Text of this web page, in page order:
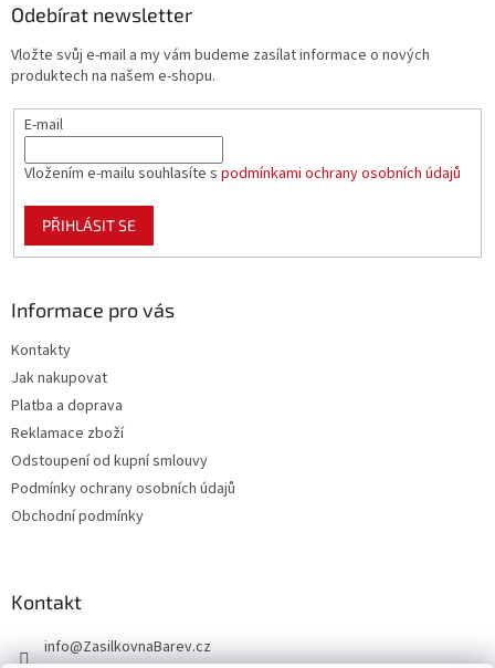
Odebírat newsletter
Vložte svůj e-mail a my vám budeme zasílat informace o nových
produktech na našem e-shopu.
E-mail
Vložením e-mailu souhlasíte s podmínkami ochrany osobních údajů
PŘIHLÁSIT SE
Informace pro vás
Kontakty
Jak nakupovat
Platba a doprava
Reklamace zboží
Odstoupení od kupní smlouvy
Podmínky ochrany osobních údajů
Obchodní podmínky
Kontakt
info@ZasilkovnaBarev.cz